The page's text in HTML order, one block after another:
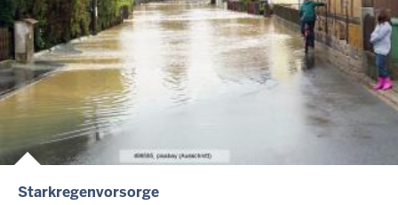
I
T
E
I
Starkregenvorsorge